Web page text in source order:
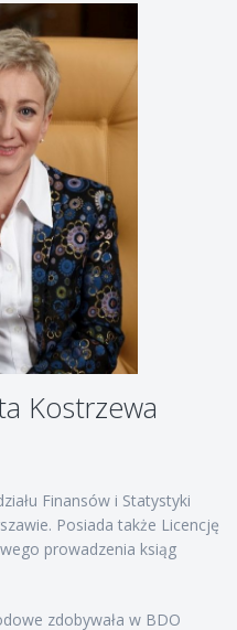
Kostrzewa
Finansów i Statystyki
Posiada także Licencję
prowadzenia ksiąg
zdobywała w BDO